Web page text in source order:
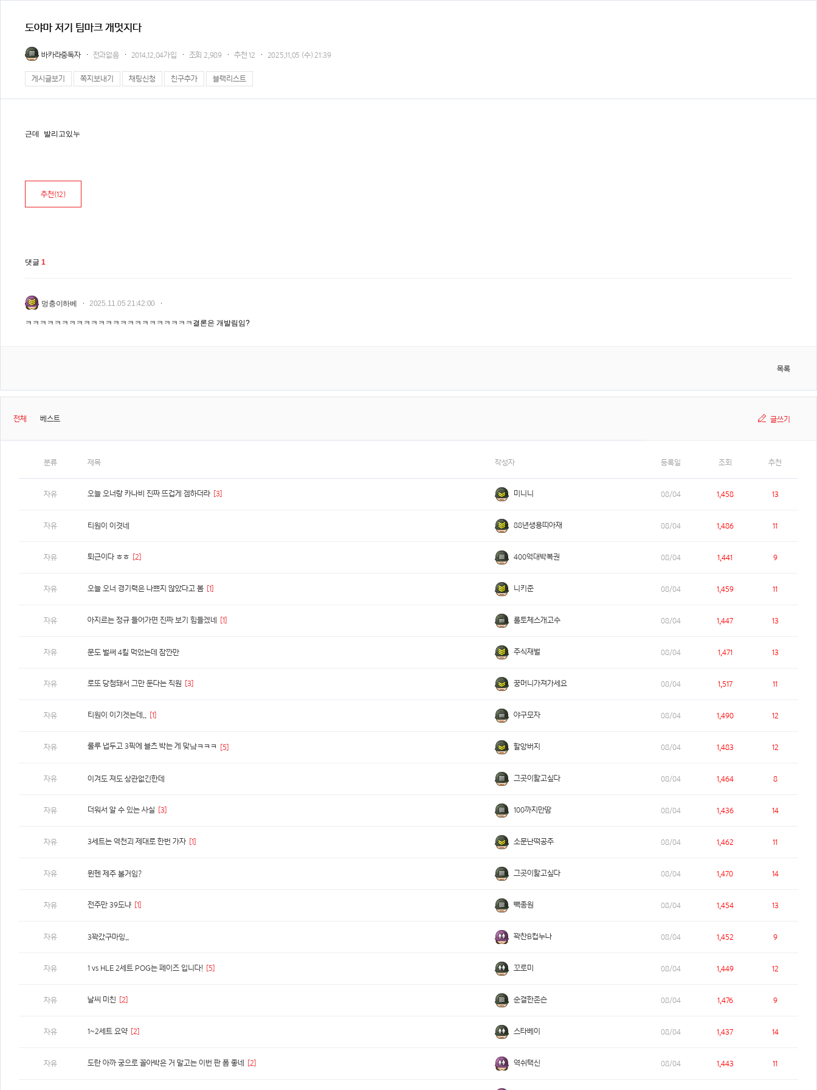
도야마 저기 팀마크 개멋지다
바카라중독자 전과없음 2014.12.04가입 조회2,989 추천12 2025.11.05 (수) 21:39
게시글보기 쪽지보내기 채팅신청 친구추가 블랙리스트
근데 발리고있누
추천(12)
댓글 1
멍충이하베 2025.11.05 21:42:00
ㅋㅋㅋㅋㅋㅋㅋㅋㅋㅋㅋㅋㅋㅋㅋㅋㅋㅋㅋㅋㅋㅋㅋ결론은 개발림임?
목록
전체 베스트 글쓰기
분류 제목 작성자 등록일 조회 추천
자유 오늘 오너랑 카나비 진짜 뜨겁게 겜하더라 [3] 미니니 08/04 1,458 13
자유 티원이 이겻네 88년생용띠아재 08/04 1,486 11
자유 퇴근이다 ㅎㅎ [2] 400억대박복권 08/04 1,441 9
자유 오늘 오너 경기력은 나쁘지 않았다고 봄 [1] 니키준 08/04 1,459 11
자유 아지르는 정규 들어가면 진짜 보기 힘들겠네 [1] 롤토체스개고수 08/04 1,447 13
자유 문도 벌써 4킬 먹었는데 잠깐만 주식재벌 08/04 1,471 13
자유 로또 당첨돼서 그만 둔다는 직원 [3] 꿍머니가져가세요 08/04 1,517 11
자유 티원이 이기겟는데.. [1] 야구모자 08/04 1,490 12
자유 룰루 냅두고 3픽에 블츠 박는 게 맞냨ㅋㅋㅋ [5] 할앙버지 08/04 1,483 12
자유 이겨도 져도 상관없긴한데 그곳이핥고싶다 08/04 1,464 8
자유 더워서 알 수 있는 사실 [3] 100까지만땀 08/04 1,436 14
자유 3세트는 역천괴 제대로 한번 가자 [1] 소문난떡공주 08/04 1,462 11
자유 뮌헨 제주 볼거임? 그곳이핥고싶다 08/04 1,470 14
자유 전주만 39도냐 [1] 빽종원 08/04 1,454 13
자유 3꽉갔구마잉.. 꽉찬B컵누나 08/04 1,452 9
자유 1 vs HLE 2세트 POG는 페이즈 입니다! [5] 꼬로미 08/04 1,449 12
자유 날씨 미친 [2] 순결한존슨 08/04 1,476 9
자유 1~2세트 요약 [2] 스타베이 08/04 1,437 14
자유 도란 아까 궁으로 꼴아박은 거 말고는 이번 판 폼 좋네 [2] 역쉬택신 08/04 1,443 11